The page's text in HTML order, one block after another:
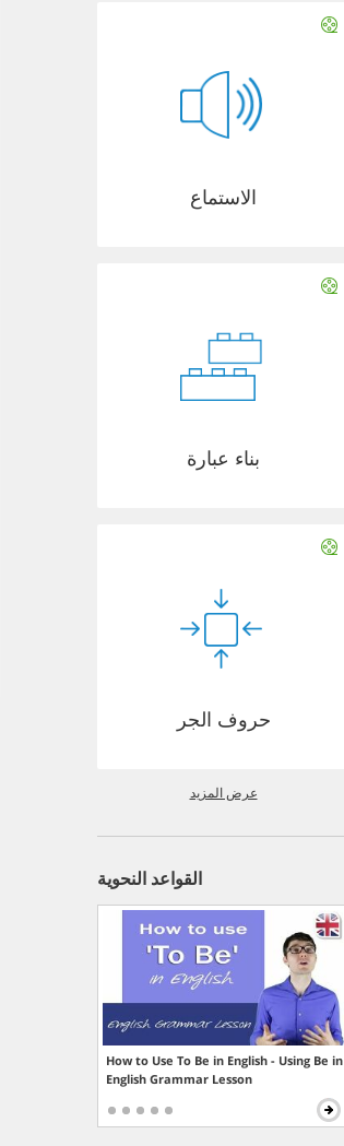
الاستماع
بناء عبارة
حروف الجر
عرض المزيد
القواعد النحوية
How to Use To Be in English - Using Be in
English Grammar Lesson